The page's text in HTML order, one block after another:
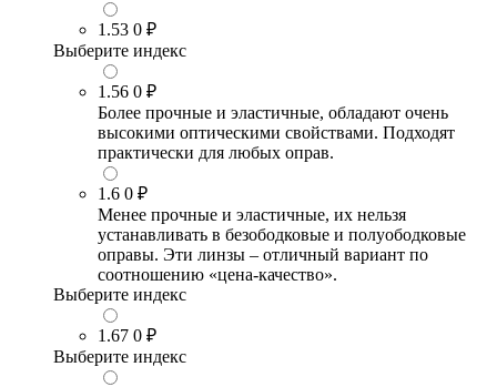
1.53 0 ₽
Выберите индекс
1.56 0 ₽
Более прочные и эластичные, обладают очень
высокими оптическими свойствами. Подходят
практически для любых оправ.
1.6 0 ₽
Менее прочные и эластичные, их нельзя
устанавливать в безободковые и полуободковые
оправы. Эти линзы – отличный вариант по
соотношению «цена-качество».
Выберите индекс
1.67 0 ₽
Выберите индекс